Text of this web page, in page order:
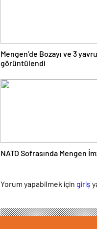
Mengen’de Bozayı ve 3
görüntülendi
NATO Sofrasında Mengen
Yorum yapabilmek için giriş